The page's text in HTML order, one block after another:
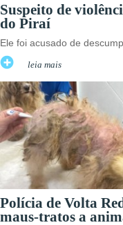
Suspeito de
do Piraí
Ele foi acusado de
leia mais
Polícia de Volta
maus-tratos a